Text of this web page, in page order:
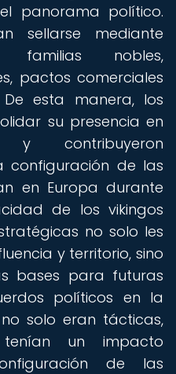
panorama político.
sellarse mediante
familias nobles,
pactos comerciales
esta manera, los
su presencia en
y contribuyeron
configuración de las
en Europa durante
de los vikingos
no solo les
y territorio, sino
bases para futuras
políticos en la
solo eran tácticas,
un impacto
de las